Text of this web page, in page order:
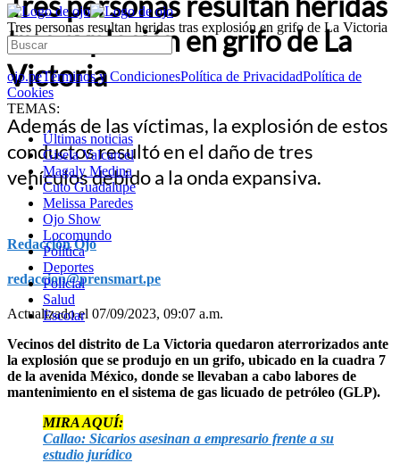
Tres personas resultan heridas tras explosión en grifo de La Victoria
ojo.peTérminos y CondicionesPolítica de PrivacidadPolítica de
Cookies
TEMAS:
Últimas noticias
Gisela Valcarcel
Magaly Medina
Cuto Guadalupe
Melissa Paredes
Ojo Show
Locomundo
Política
Deportes
Policial
Salud
Escolar
tras explosión en grifo de La
Victoria
Además de las víctimas, la explosión de estos
conductos resultó en el daño de tres
vehículos debido a la onda expansiva.
Redacción Ojo
redaccion@prensmart.pe
Actualizado el 07/09/2023, 09:07 a.m.
Vecinos del distrito de La Victoria quedaron aterrorizados ante
la explosión que se produjo en un grifo, ubicado en la cuadra 7
de la avenida México, donde se llevaban a cabo labores de
mantenimiento en el sistema de gas licuado de petróleo (GLP).
MIRA AQUÍ:
Callao: Sicarios asesinan a empresario frente a su
estudio jurídico